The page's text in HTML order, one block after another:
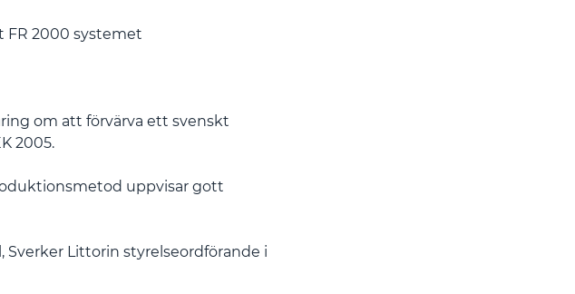
FR 2000 systemet
om att förvärva ett svenskt
2005.
uppvisar gott
Sverker Littorin styrelseordförande i